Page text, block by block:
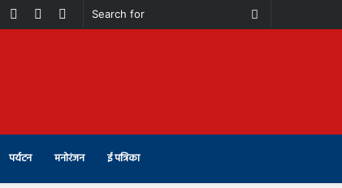
Search
Switch
Telegram
Instagram
Youtube
पर्यटन मनोरंजन ई पत्रिका